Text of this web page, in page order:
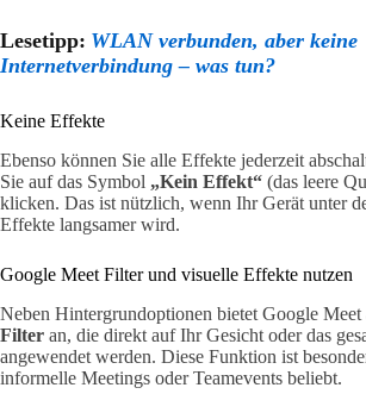
Lesetipp: WLAN verbunden, aber keine
Internetverbindung – was tun?
Keine Effekte
Ebenso können Sie alle Effekte jederzeit
Sie auf das Symbol „Kein Effekt“ (das leere
klicken. Das ist nützlich, wenn Ihr Gerät unter
Effekte langsamer wird.
Google Meet Filter und visuelle Effekte nutzen
Neben Hintergrundoptionen bietet Google Meet
Filter an, die direkt auf Ihr Gesicht oder das
angewendet werden. Diese Funktion ist
informelle Meetings oder Teamevents beliebt.